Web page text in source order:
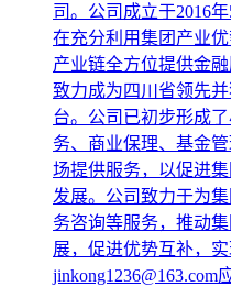
司。公司成立于2016
在充分利用集团产业
产业链全方位提供金
致力成为四川省领先
台。公司已初步形成
务、商业保理、基金
场提供服务，以促进
发展。公司致力于为
务咨询等服务，推动
展，促进优势互补，